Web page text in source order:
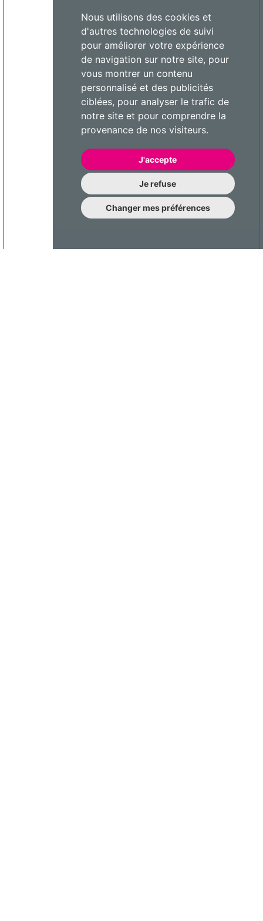
Nous utilisons des cookies et
d'autres technologies de suivi
pour améliorer votre expérience
de navigation sur notre site, pour
vous montrer un contenu
personnalisé et des publicités
ciblées, pour analyser le trafic de
notre site et pour comprendre la
provenance de nos visiteurs.
J'accepte
Je refuse
Changer mes préférences